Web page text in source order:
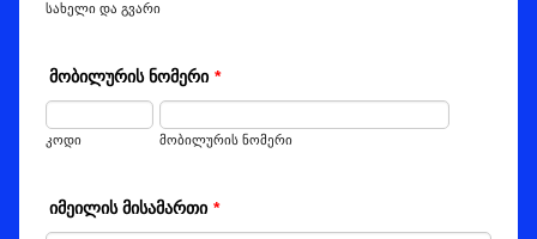
სახელი და გვარი
მობილურის ნომერი *
კოდი მობილურის ნომერი
იმეილის მისამართი *